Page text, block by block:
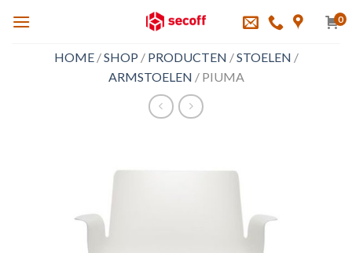
0
HOME/SHOP / PRODUCTEN /STOELEN /
ARMSTOELEN / PIUMA